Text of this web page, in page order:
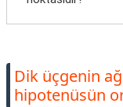
Dik üçgenin
hipotenüsün